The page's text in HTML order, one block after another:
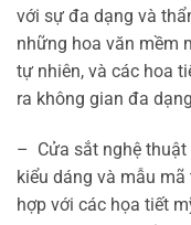
với sự đa dạng và
những hoa văn mềm
tự nhiên, và các hoa
ra không gian đa
– Cửa sắt nghệ
kiểu dáng và mẫu
hợp với các họa tiết